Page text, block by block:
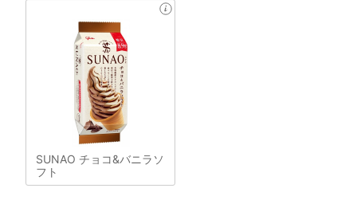
SUNAO チョコ&バニラソ
フト